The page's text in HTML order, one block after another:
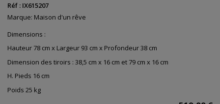
Réf : IX615207
Marque: Maison d'un rêve
Dimensions :
Hauteur 78 cm x Largeur 93 cm x Profondeur 38 cm
Dimension des tiroirs : 38,5 cm x 16 cm et 79 cm x 16 cm
H. Pieds 16 cm
Poids 25 kg